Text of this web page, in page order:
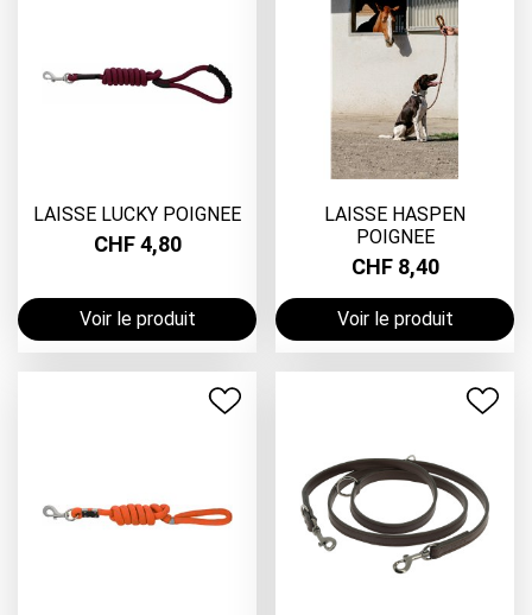
LAISSE LUCKY POIGNEE
CHF 4,80
Voir le produit
LAISSE HASPEN
POIGNEE
CHF 8,40
Voir le produit